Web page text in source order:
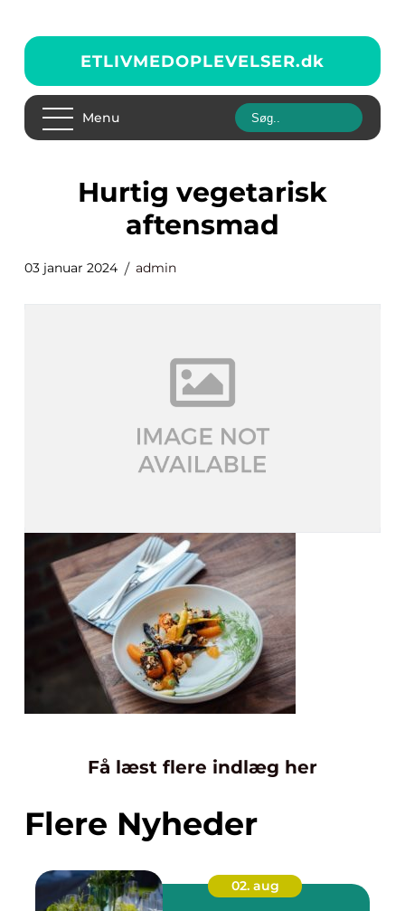
ETLIVMEDOPLEVELSER.dk
Menu
hurtig vegetarisk
aftensmad
03 januar 2024 admin
Få læst flere indlæg her
Flere Nyheder
02. aug